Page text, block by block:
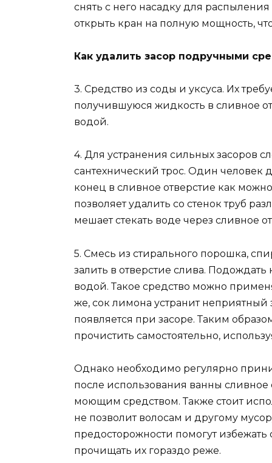
снять с него насадку для
открыть кран на полную мощность,
Как удалить засор подручными
3. Средство из соды и уксуса. Их
получившуюся жидкость в сливное
водой.
4. Для устранения сильных засоров
сантехнический трос. Один человек
конец в сливное отверстие как
позволяет удалить со стенок труб
мешает стекать воде через сливное
5. Смесь из стирального порошка,
залить в отверстие слива.
водой. Такое средство можно
же, сок лимона устранит
появляется при засоре. Таким
прочистить самостоятельно,
Однако необходимо регулярно
после использования ванны
моющим средством. Также стоит
не позволит волосам и другому
предосторожности помогут избежать
прочищать их гораздо реже.